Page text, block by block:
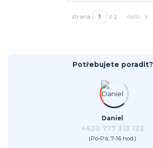
strana z 2 další
Potřebujete poradit?
Daniel
+420 777 313 122
(Po-Pá, 7-16 hod.)